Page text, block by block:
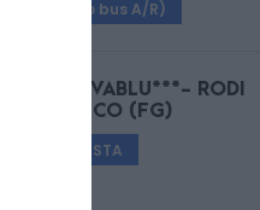
€ 25 (solo bus A/R)
HOTEL RIVABLU***- RODI
GARGANICO (FG)
SU RICHIESTA